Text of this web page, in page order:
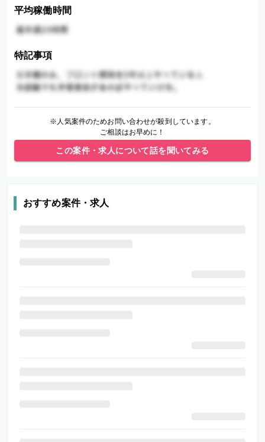
平均稼働時間
特記事項
※人気案件のためお問い合わせが殺到しています。
ご相談はお早めに！
この案件・求人について話を聞いてみる
おすすめ案件・求人